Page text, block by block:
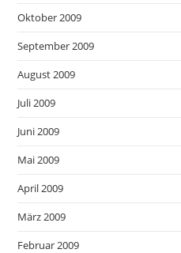
Oktober 2009
September 2009
August 2009
Juli 2009
Juni 2009
Mai 2009
April 2009
März 2009
Februar 2009